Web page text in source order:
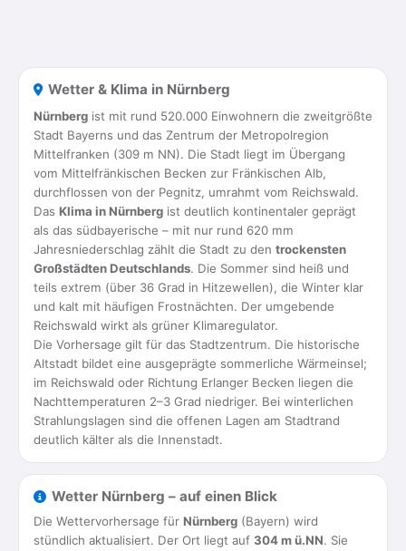
Wetter & Klima in Nürnberg
Nürnberg ist mit rund 520.000 Einwohnern die zweitgrößte
Stadt Bayerns und das Zentrum der Metropolregion
Mittelfranken (309 m NN). Die Stadt liegt im Übergang
vom Mittelfränkischen Becken zur Fränkischen Alb,
durchflossen von der Pegnitz, umrahmt vom Reichswald.
Das Klima in Nürnberg ist deutlich kontinentaler geprägt
als das südbayerische – mit nur rund 620 mm
Jahresniederschlag zählt die Stadt zu den trockensten
Großstädten Deutschlands. Die Sommer sind heiß und
teils extrem (über 36 Grad in Hitzewellen), die Winter klar
und kalt mit häufigen Frostnächten. Der umgebende
Reichswald wirkt als grüner Klimaregulator.
Die Vorhersage gilt für das Stadtzentrum. Die historische
Altstadt bildet eine ausgeprägte sommerliche Wärmeinsel;
im Reichswald oder Richtung Erlanger Becken liegen die
Nachttemperaturen 2–3 Grad niedriger. Bei winterlichen
Strahlungslagen sind die offenen Lagen am Stadtrand
deutlich kälter als die Innenstadt.
Wetter Nürnberg – auf einen Blick
Die Wettervorhersage für Nürnberg (Bayern) wird
stündlich aktualisiert. Der Ort liegt auf 304 m ü.NN. Sie